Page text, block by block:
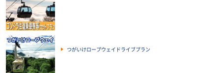
つがいけロープウェイドライブプラン